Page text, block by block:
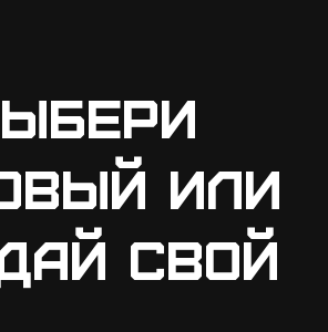
или
свой